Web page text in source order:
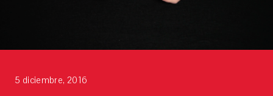
5 diciembre, 2016